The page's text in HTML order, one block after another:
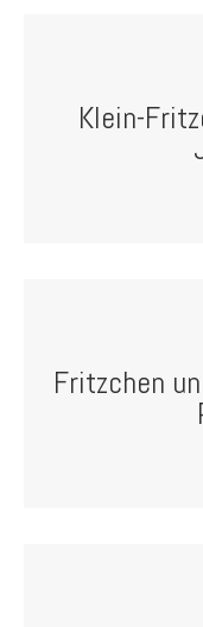
Klein-
Fritzchen